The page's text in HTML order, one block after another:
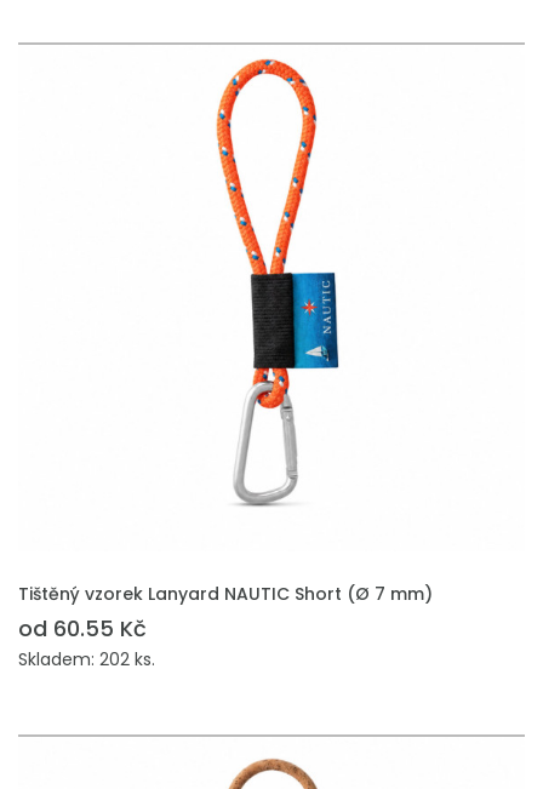
PŘIDAT DO POPTÁVKY
Tištěný vzorek Lanyard NAUTIC Short (Ø 7 mm)
od 60.55 Kč
Skladem: 202 ks.